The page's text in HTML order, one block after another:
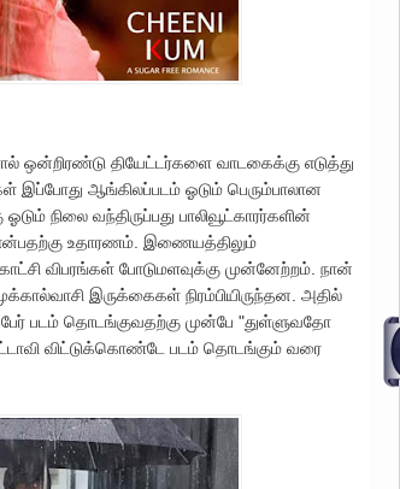
ஒன்றிரண்டு தியேட்டர்களை வாடகைக்கு எடுத்து
இப்போது ஆங்கிலப்படம் ஓடும் பெரும்பாலான
நிலை வந்திருப்பது பாலிவூட்காரர்களின்
என்பதற்கு உதாரணம். இணையத்திலும்
காட்சி விபரங்கள் போடுமளவுக்கு முன்னேற்றம். நான்
இருக்கைகள் நிரம்பியிருந்தன. அதில்
படம் தொடங்குவதற்கு முன்பே "துள்ளுவதோ
விட்டுக்கொண்டே படம் தொடங்கும் வரை